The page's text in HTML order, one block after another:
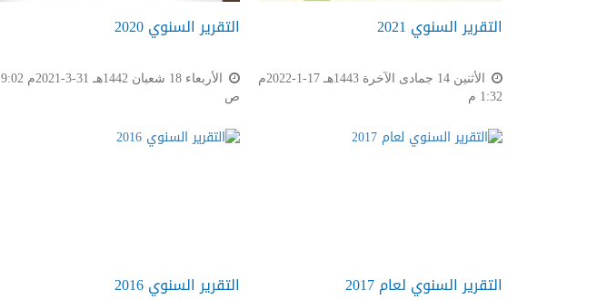
التقرير السنوي 2021
الأثنين 14 جمادى الآخرة 1443هـ 17-1-2022م
1:32 م
التقرير السنوي 2020
الأربعاء 18 شعبان 1442هـ 31-3-2021م 9:02
ص
التقرير السنوي لعام 2017 التقرير السنوي 2016